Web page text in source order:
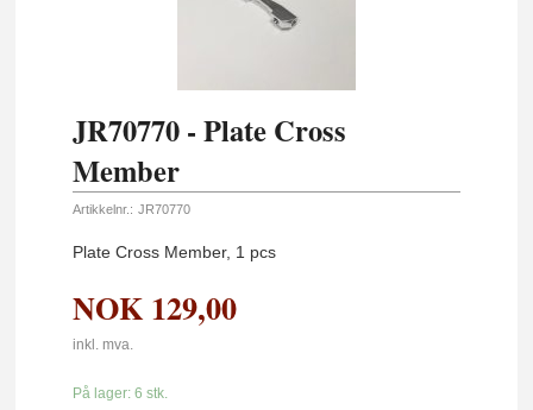
JR70770 - Plate Cross
Member
Artikkelnr.: JR70770
Plate Cross Member, 1 pcs
NOK 129,00
inkl. mva.
På lager: 6 stk.